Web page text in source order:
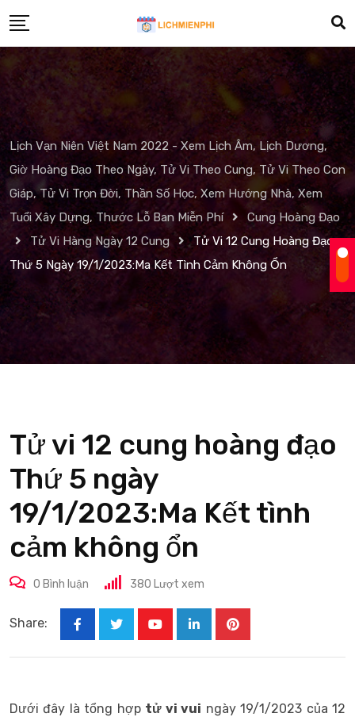
to
content
Lịch Vạn Niên Việt Nam 2022 - Xem Lịch Âm, Lịch Dương,
Giờ Hoàng Đạo Theo Ngày, Tử Vi Theo Cung, Tử Vi Theo Con
Giáp, Tử Vi Trọn Đời, Thần Số Học, Xem Hướng Nhà, Xem
Tuổi Xây Dựng, Thước Lỗ Ban Miễn Phí
Cung Hoàng Đạo
Tử Vi Hàng Ngày 12 Cung
Tử Vi 12 Cung Hoàng Đạo
Thứ 5 Ngày 19/1/2023:Ma Kết Tình Cảm Không Ổn
Tử vi 12 cung hoàng đạo
Thứ 5 ngày
19/1/2023:Ma Kết tình
cảm không ổn
0 Bình luận 380 Lượt xem
Share:
LinkedInPinterest
Dưới đây là tổng hợp tử vi vui ngày 19/1/2023 của 12